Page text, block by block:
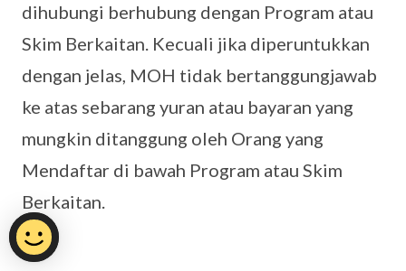
dihubungi berhubung dengan Program atau
Skim Berkaitan. Kecuali jika diperuntukkan
dengan jelas, MOH tidak bertanggungjawab
ke atas sebarang yuran atau bayaran yang
mungkin ditanggung oleh Orang yang
Mendaftar di bawah Program atau Skim
Berkaitan.